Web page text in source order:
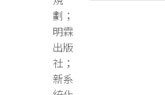
劃；
明霖
出版
社；
新系